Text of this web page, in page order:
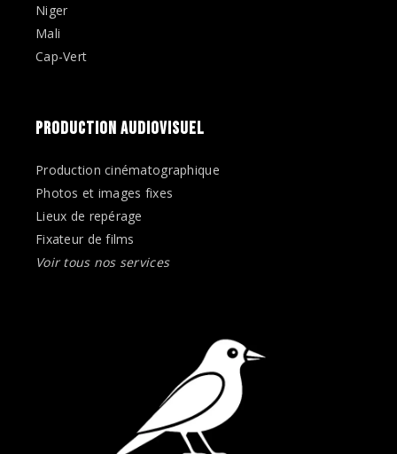
Niger
Mali
Cap-Vert
PRODUCTION AUDIOVISUEL
Production cinématographique
Photos et images fixes
Lieux de repérage
Fixateur de films
Voir tous nos services